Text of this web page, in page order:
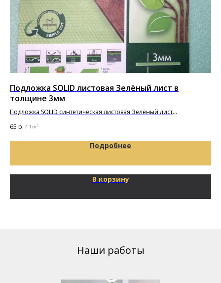
Подложка SOLID листовая Зелёный лист в
толщине 3мм
Подложка SOLID синтетическая листовая Зелёный лист
65 р. / 1 m²
Подробнее
В корзину
Наши работы